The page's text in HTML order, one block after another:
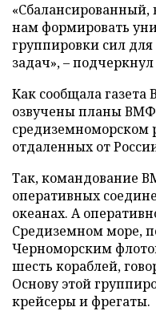
«Сбалансированный,
нам формировать
группировки сил
задач»,–
Как сообщала
озвучены планы ВМФ
средиземноморском
отдаленных от
Так, командование
оперативных
океанах. А
Средиземном море,
Черноморским
шесть кораблей,
Основу этой
крейсеры и фрегаты.